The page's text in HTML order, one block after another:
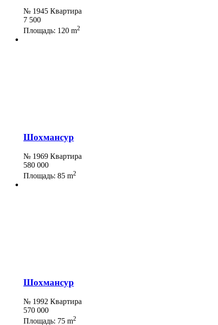
№ 1945 Квартира
7 500
Площадь: 120 m2
Шохмансур
№ 1969 Квартира
580 000
Площадь: 85 m2
Шохмансур
№ 1992 Квартира
570 000
Площадь: 75 m2